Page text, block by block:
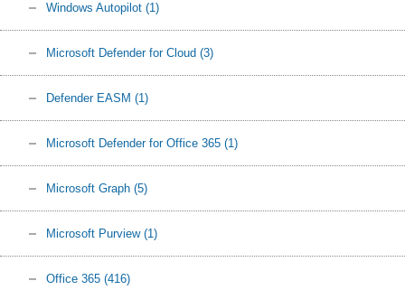
Windows Autopilot (1)
Microsoft Defender for Cloud (3)
Defender EASM (1)
Microsoft Defender for Office 365 (1)
Microsoft Graph (5)
Microsoft Purview (1)
Office 365 (416)